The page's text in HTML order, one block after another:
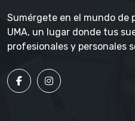
Sumérgete en el mundo de
UMA, un lugar donde tus
profesionales y personales